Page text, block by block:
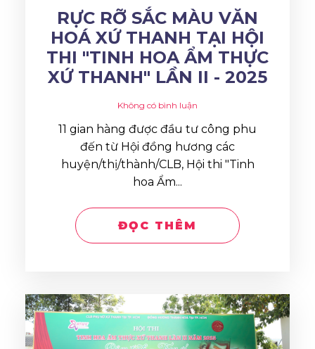
RỰC RỠ SẮC MÀU VĂN
HOÁ XỨ THANH TẠI HỘI
THI "TINH HOA ẨM THỰC
XỨ THANH" LẦN II - 2025
Không có bình luận
11 gian hàng được đầu tư công phu
đến từ Hội đồng hương các
huyện/thị/thành/CLB, Hội thi "Tinh
hoa Ẩm...
ĐỌC THÊM